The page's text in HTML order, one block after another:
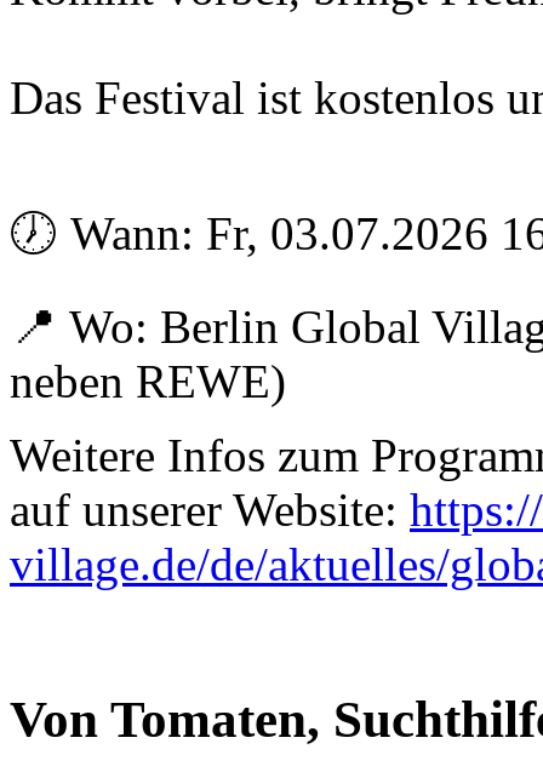
Das Festival ist kostenlos
🕖 Wann: Fr, 03.07.2026
📍 Wo: Berlin Global
neben REWE)
Weitere Infos zum
auf unserer Website:
village.de/de/aktuelles/
Von Tomaten,